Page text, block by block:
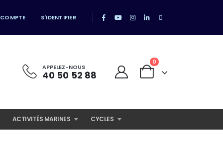
S'IDENTIFIER
APPELEZ-NOUS
40 50 52 88
0
ACTIVITÉS MARINES CYCLES